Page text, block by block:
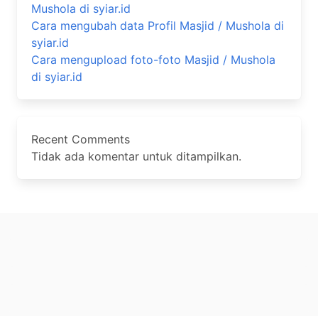
Mushola di syiar.id
Cara mengubah data Profil Masjid / Mushola di
syiar.id
Cara mengupload foto-foto Masjid / Mushola
di syiar.id
Recent Comments
Tidak ada komentar untuk ditampilkan.